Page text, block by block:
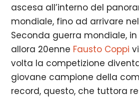
ascesa all’interno del
mondiale, fino ad arrivare
Seconda guerra mondiale, in
allora 20enne Fausto Coppi
volta la competizione
giovane campione della
record, questo, che tuttora